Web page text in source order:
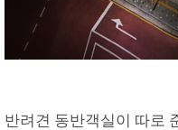
반려견 동반객실이 따로